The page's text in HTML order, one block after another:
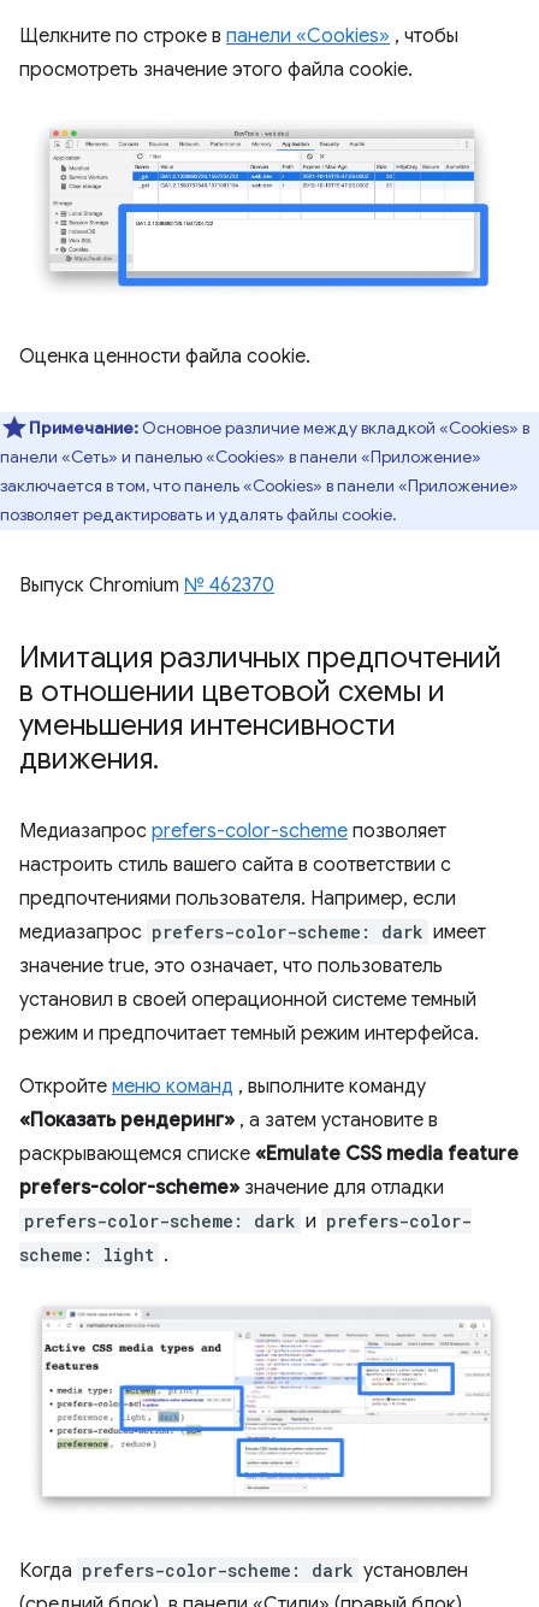
Щелкните по строке в панели «Cookies» , чтобы
просмотреть значение этого файла cookie.
Оценка ценности файла cookie.
Примечание: Основное различие между вкладкой «Cookies» в
панели «Сеть» и панелью «Cookies» в панели «Приложение»
заключается в том, что панель «Cookies» в панели «Приложение»
позволяет редактировать и удалять файлы cookie.
Выпуск Chromium № 462370
Имитация различных предпочтений
в отношении цветовой схемы и
уменьшения интенсивности
движения.
Медиазапрос prefers-color-scheme позволяет
настроить стиль вашего сайта в соответствии с
предпочтениями пользователя. Например, если
медиазапрос prefers-color-scheme: dark имеет
значение true, это означает, что пользователь
установил в своей операционной системе темный
режим и предпочитает темный режим интерфейса.
Откройте меню команд , выполните команду
«Показать рендеринг» , а затем установите в
раскрывающемся списке «Emulate CSS media feature
prefers-color-scheme» значение для отладки
prefers-color-scheme: dark и prefers-color-
scheme: light .
Когда prefers-color-scheme: dark установлен